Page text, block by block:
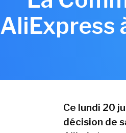
AliExpress
Ce lundi 20
décision de